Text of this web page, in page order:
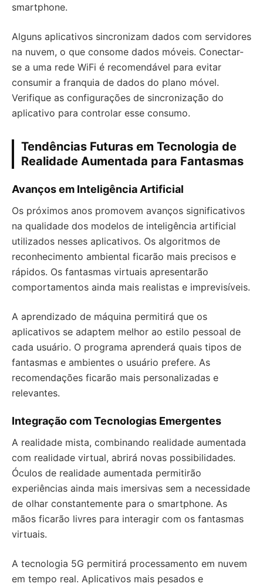
smartphone.
Alguns aplicativos sincronizam dados com servidores
na nuvem, o que consome dados móveis. Conectar-
se a uma rede WiFi é recomendável para evitar
consumir a franquia de dados do plano móvel.
Verifique as configurações de sincronização do
aplicativo para controlar esse consumo.
Tendências Futuras em Tecnologia de
Realidade Aumentada para Fantasmas
Avanços em Inteligência Artificial
Os próximos anos promovem avanços significativos
na qualidade dos modelos de inteligência artificial
utilizados nesses aplicativos. Os algoritmos de
reconhecimento ambiental ficarão mais precisos e
rápidos. Os fantasmas virtuais apresentarão
comportamentos ainda mais realistas e imprevisíveis.
A aprendizado de máquina permitirá que os
aplicativos se adaptem melhor ao estilo pessoal de
cada usuário. O programa aprenderá quais tipos de
fantasmas e ambientes o usuário prefere. As
recomendações ficarão mais personalizadas e
relevantes.
Integração com Tecnologias Emergentes
A realidade mista, combinando realidade aumentada
com realidade virtual, abrirá novas possibilidades.
Óculos de realidade aumentada permitirão
experiências ainda mais imersivas sem a necessidade
de olhar constantemente para o smartphone. As
mãos ficarão livres para interagir com os fantasmas
virtuais.
A tecnologia 5G permitirá processamento em nuvem
em tempo real. Aplicativos mais pesados e